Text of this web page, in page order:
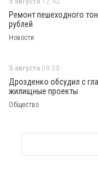
Ремонт пешеходного
рублей
Новости
5 августа 09:58
Дрозденко обсудил с
жилищные проекты
Общество